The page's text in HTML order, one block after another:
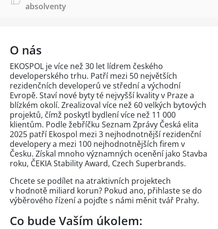
absolventy
O nás
EKOSPOL je více než 30 let lídrem českého
developerského trhu. Patří mezi 50 největších
rezidenčních developerů ve střední a východní
Evropě. Staví nové byty té nejvyšší kvality v Praze a
blízkém okolí. Zrealizoval více než 60 velkých bytových
projektů, čímž poskytl bydlení více než 11 000
klientům. Podle žebříčku Seznam Zprávy Česká elita
2025 patří Ekospol mezi 3 nejhodnotnější rezidenční
developery a mezi 100 nejhodnotnějších firem v
Česku. Získal mnoho významných ocenění jako Stavba
roku, ČEKIA Stability Award, Czech Superbrands.
Chcete se podílet na atraktivních projektech
v hodnotě miliard korun? Pokud ano, přihlaste se do
výběrového řízení a pojďte s námi měnit tvář Prahy.
Co bude Vaším úkolem: